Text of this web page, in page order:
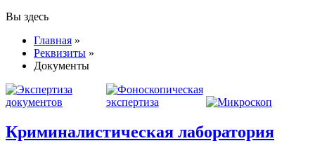
Вы здесь
Главная »
Реквизиты »
Документы
Криминалистическая лаборатория